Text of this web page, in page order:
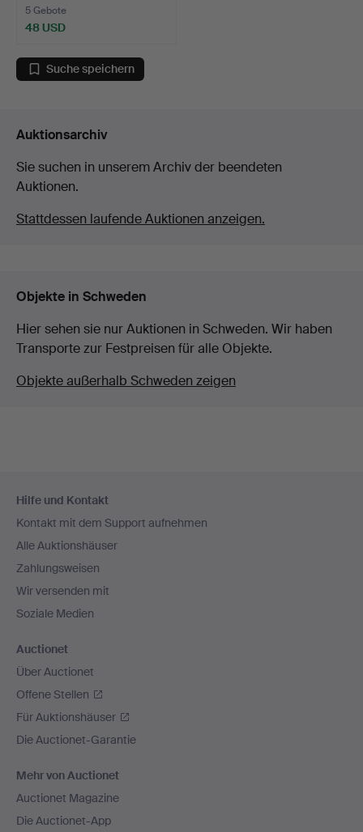
5 Gebote
48 USD
Suche speichern
Auktionsarchiv
Sie suchen in unserem Archiv der beendeten
Auktionen.
Stattdessen laufende Auktionen anzeigen.
Objekte in Schweden
Hier sehen sie nur Auktionen in Schweden. Wir haben
Transporte zur Festpreisen für alle Objekte.
Objekte außerhalb Schweden zeigen
Navigation
Hilfe und Kontakt
Kontakt mit dem Support aufnehmen
Alle Auktionshäuser
Zahlungsweisen
Wir versenden mit
Soziale Medien
Auctionet
Über Auctionet
Offene Stellen
Für Auktionshäuser
Die Auctionet-Garantie
Mehr von Auctionet
Auctionet Magazine
Die Auctionet-App